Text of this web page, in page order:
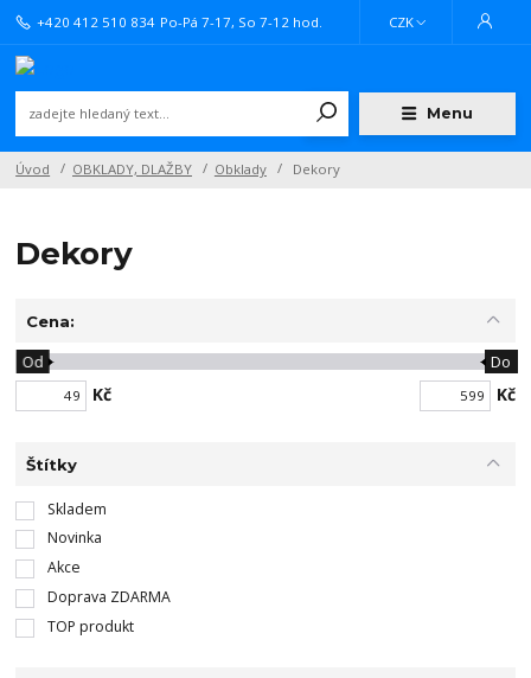
Menu
CZK
+420 412 510 834 Po-Pá 7-17, So 7-12 hod.
Úvod OBKLADY, DLAŽBY Obklady Dekory
Dekory
Cena:
Kč
Od Do
Kč
Štítky
Skladem
Novinka
Akce
Doprava ZDARMA
TOP produkt